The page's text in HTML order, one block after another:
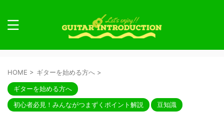
HOME > ギターを始める方へ >
ギターを始める方へ
初心者必見！みんながつまずくポイント解説
豆知識